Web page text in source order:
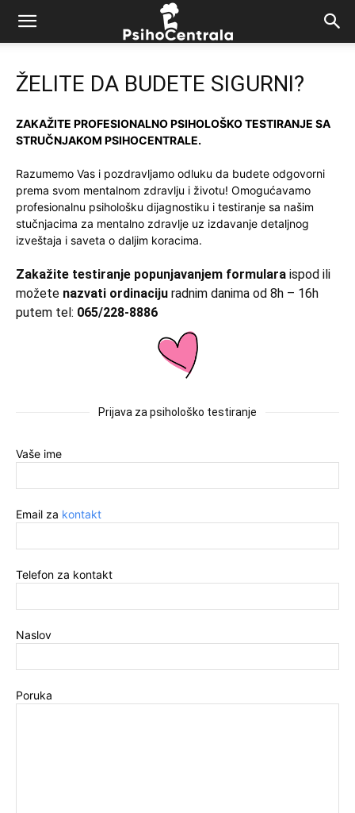
ŽELITE DA BUDETE SIGURNI?
ZAKAŽITE PROFESIONALNO PSIHOLOŠKO TESTIRANJE SA
STRUČNJAKOM PSIHOCENTRALE.
Razumemo Vas i pozdravljamo odluku da budete odgovorni
prema svom mentalnom zdravlju i životu! Omogućavamo
profesionalnu psihološku dijagnostiku i testiranje sa našim
stučnjacima za mentalno zdravlje uz izdavanje detaljnog
izveštaja i saveta o daljim koracima.
Zakažite testiranje popunjavanjem formulara ispod ili
možete nazvati ordinaciju radnim danima od 8h – 16h
putem tel: 065/228-8886
Prijava za psihološko testiranje
Vaše ime
Email za kontakt
Telefon za kontakt
Naslov
Poruka